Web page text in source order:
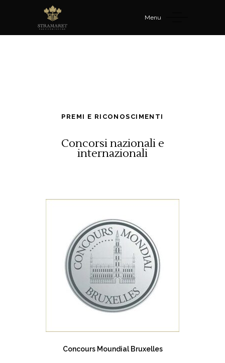
Menu
PREMI E RICONOSCIMENTI
Concorsi nazionali e
internazionali
Concours Moundial Bruxelles